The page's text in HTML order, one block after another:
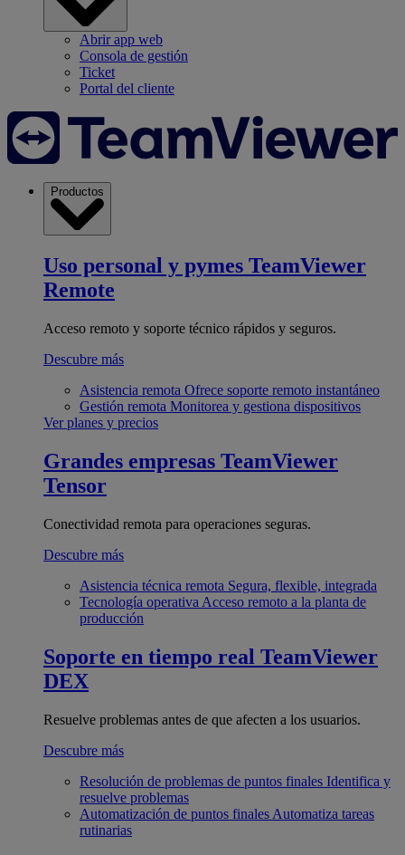
Abrir app web
Consola de gestión
Ticket
Portal del cliente
Productos
Uso personal y pymes TeamViewer
Remote
Acceso remoto y soporte técnico rápidos y seguros.
Descubre más
Asistencia remota Ofrece soporte remoto instantáneo
Gestión remota Monitorea y gestiona dispositivos
Ver planes y precios
Grandes empresas TeamViewer
Tensor
Conectividad remota para operaciones seguras.
Descubre más
Asistencia técnica remota Segura, flexible, integrada
Tecnología operativa Acceso remoto a la planta de
producción
Soporte en tiempo real TeamViewer
DEX
Resuelve problemas antes de que afecten a los usuarios.
Descubre más
Resolución de problemas de puntos finales Identifica y
resuelve problemas
Automatización de puntos finales Automatiza tareas
rutinarias